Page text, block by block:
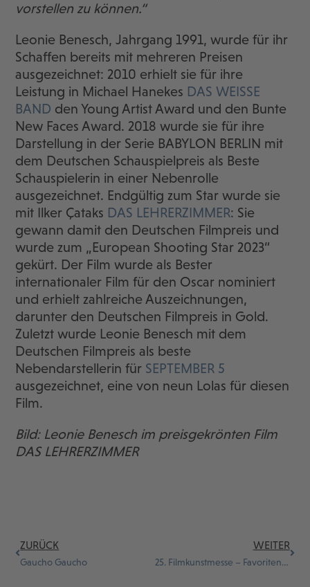
vorstellen zu können.“
Leonie Benesch, Jahrgang 1991, wurde für ihr
Schaffen bereits mit mehreren Preisen
ausgezeichnet: 2010 erhielt sie für ihre
Leistung in Michael Hanekes DAS WEISSE
BAND den Young Artist Award und den Bunte
New Faces Award. 2018 wurde sie für ihre
Darstellung in der Serie BABYLON BERLIN mit
dem Deutschen Schauspielpreis als Beste
Schauspielerin in einer Nebenrolle
ausgezeichnet. Endgültig zum Star wurde sie
mit Ilker Çataks DAS LEHRERZIMMER: Sie
gewann damit den Deutschen Filmpreis und
wurde zum „European Shooting Star 2023“
gekürt. Der Film wurde als Bester
internationaler Film für den Oscar nominiert
und erhielt zahlreiche Auszeichnungen,
darunter den Deutschen Filmpreis in Gold.
Zuletzt wurde Leonie Benesch mit dem
Deutschen Filmpreis als beste
Nebendarstellerin für SEPTEMBER 5
ausgezeichnet, eine von neun Lolas für diesen
Film.
Bild: Leonie Benesch im preisgekrönten Film
DAS LEHRERZIMMER
ZURÜCK
Gaucho Gaucho
WEITER
25. Filmkunstmesse – Favoriten der Jugendjury